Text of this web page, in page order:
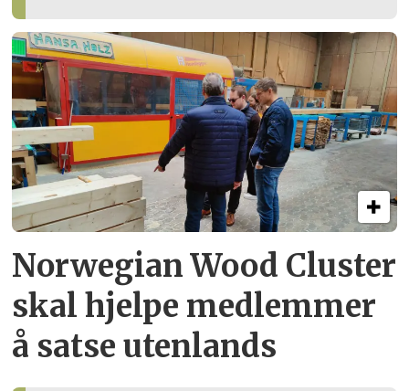
Norwegian Wood Cluster
skal hjelpe medlemmer
å satse utenlands